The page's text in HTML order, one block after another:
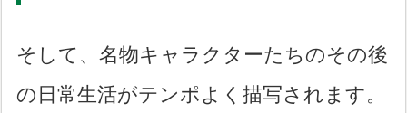
そして、名物キャラクターたちのその後
の日常生活がテンポよく描写されます。